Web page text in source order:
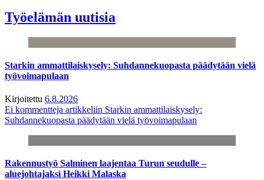
Työelämän uutisia
Starkin ammattilaiskysely: Suhdannekuopasta päädytään vielä
työvoimapulaan
Kirjoitettu 6.8.2026
Ei kommentteja artikkeliin Starkin ammattilaiskysely:
Suhdannekuopasta päädytään vielä työvoimapulaan
Rakennustyö Salminen laajentaa Turun seudulle –
aluejohtajaksi Heikki Malaska